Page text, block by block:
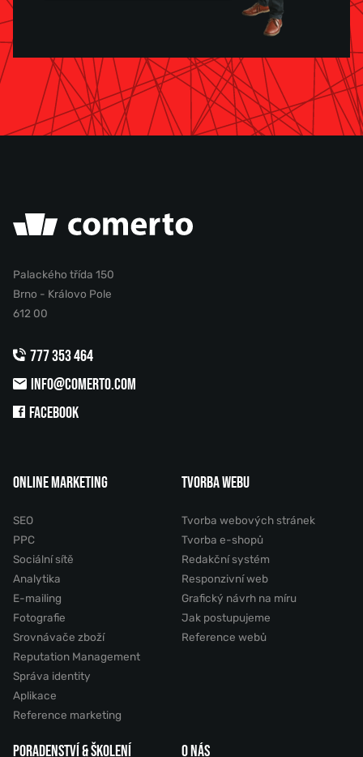
Palackého třída 150
Brno - Královo Pole
612 00
777 353 464
INFO@COMERTO.COM
FACEBOOK
ONLINE MARKETING
SEO
PPC
Sociální sítě
Analytika
E-mailing
Fotografie
Srovnávače zboží
Reputation Management
Správa identity
Aplikace
Reference marketing
TVORBA WEBU
Tvorba webových stránek
Tvorba e-shopů
Redakční systém
Responzivní web
Grafický návrh na míru
Jak postupujeme
Reference webů
PORADENSTVÍ & ŠKOLENÍ O NÁS